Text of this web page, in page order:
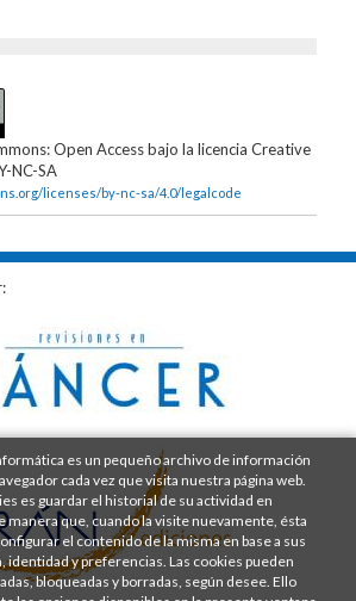
Open Access bajo la licencia Creative
NC-SA
licenses/by-nc-sa/4.0/legalcode
es un pequeño archivo de información
cada vez que visita nuestra página web.
es guardar el historial de su actividad en
manera que, cuando la visite nuevamente, ésta
el contenido de la misma en base a sus
identidad y preferencias. Las cookies pueden
bloqueadas y borradas, según desee. Ello